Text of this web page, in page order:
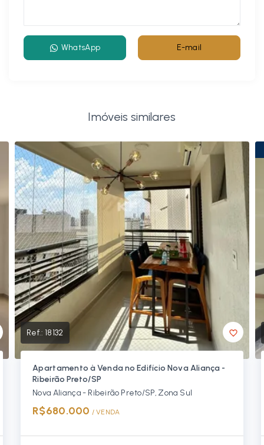
WhatsApp E-mail
Imóveis similares
Ref.: 18132
Apartamento à Venda no Edifício Nova Aliança -
Ribeirão Preto/SP
Nova Aliança - Ribeirão Preto/SP, Zona Sul
R$680.000 / VENDA